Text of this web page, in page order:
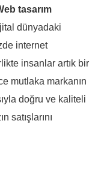
tasarım
dünyadaki
internet
insanlar artık bir
mutlaka markanın
doğru ve kaliteli
satışlarını